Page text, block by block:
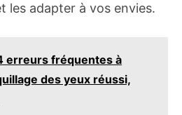
les adapter à vos envies.
erreurs fréquentes à
des yeux réussi,